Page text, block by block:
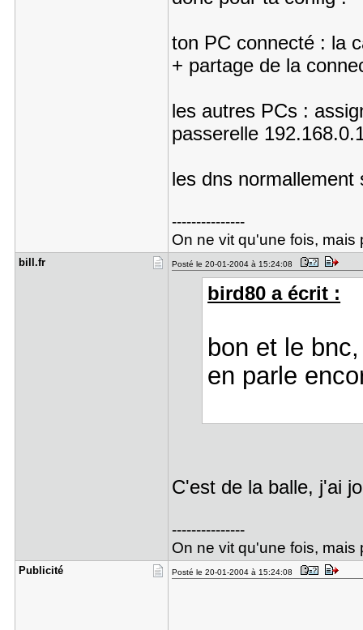
ton PC connecté : la
+ partage de la
les autres PCs :
passerelle
les dns
---------------
On ne vit qu'une fois, mais
bill.fr Posté le 20-01-2004 à 15:24:08
bird80 a écrit :
bon et le
en parle
C'est de la balle, j'ai
---------------
On ne vit qu'une fois, mais
Publicité Posté le 20-01-2004 à 15:24:08